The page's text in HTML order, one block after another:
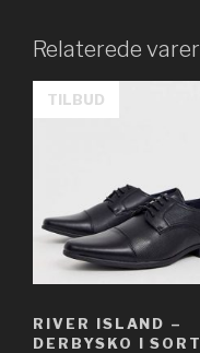
Relaterede varer
TILBUD
RIVER ISLAND –
DERBYSKO I SORT